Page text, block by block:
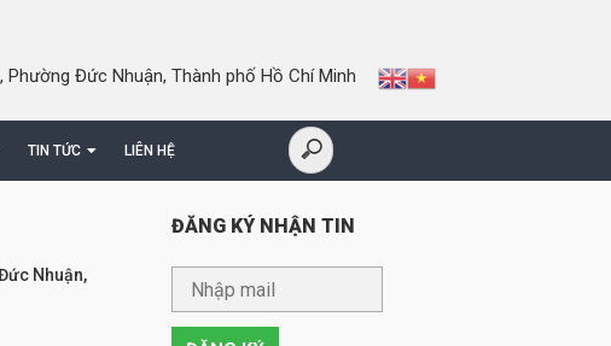
Phường Đức Nhuận, Thành phố Hồ Chí Minh
TIN TỨC LIÊN HỆ
Nhuận,
ĐĂNG KÝ NHẬN TIN